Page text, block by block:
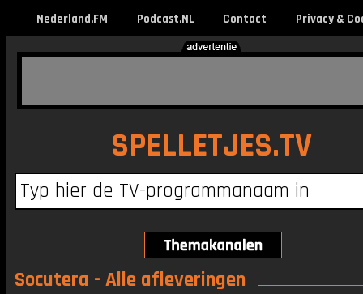
Nederland.FM Podcast.NL Contact Privacy &
SPELLETJES.TV
Socutera - Alle afleveringen